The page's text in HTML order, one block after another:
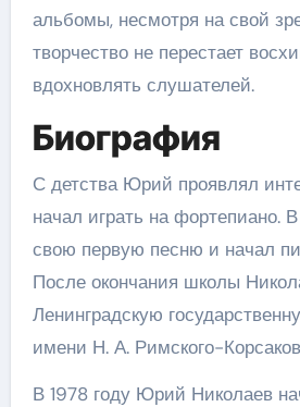
альбомы, несмотря на свой
творчество не перестает
вдохновлять слушателей.
Биография
С детства Юрий проявлял
начал играть на фортепиано.
свою первую песню и начал
После окончания школы
Ленинградскую
имени Н. А. Римского-
В 1978 году Юрий Николаев